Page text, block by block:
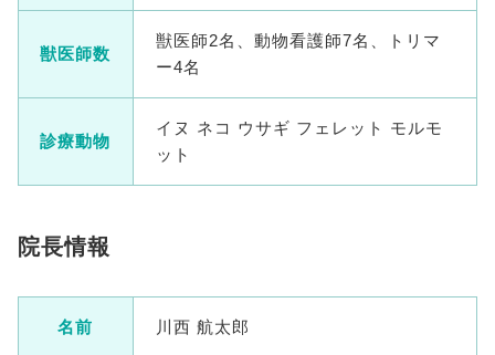
獣医師数
獣医師2名、動物看護師7名、トリマ
ー4名
診療動物
イヌ ネコ ウサギ フェレット モルモ
ット
院長情報
名前 川西 航太郎